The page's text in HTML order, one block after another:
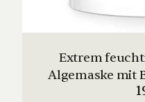
Extrem
Algemaske mit